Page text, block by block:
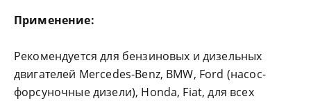
Применение:
Рекомендуется для бензиновых и дизельных
двигателей Mercedes-Benz, BMW, Ford (насос-
форсуночные дизели), Honda, Fiat, для всех